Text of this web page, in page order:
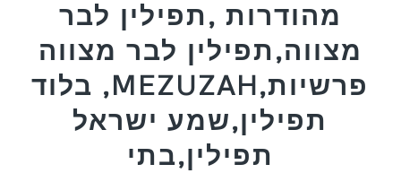
מהודרות ,תפילין לבר
מצווה,תפילין לבר מצווה
בלוד ,MEZUZAH,פרשיות
תפילין,שמע ישראל
תפילין,בתי